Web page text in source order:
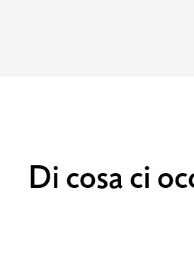
Di cosa ci